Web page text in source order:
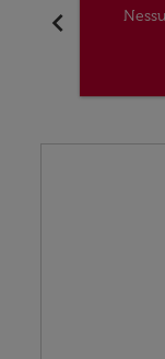
chevron_left